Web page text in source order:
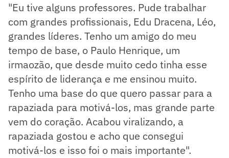
"Eu tive alguns professores. Pude trabalhar
com grandes profissionais, Edu Dracena, Léo,
grandes líderes. Tenho um amigo do meu
tempo de base, o Paulo Henrique, um
irmaozão, que desde muito cedo tinha esse
espírito de liderança e me ensinou muito.
Tenho uma base do que quero passar para a
rapaziada para motivá-los, mas grande parte
vem do coração. Acabou viralizando, a
rapaziada gostou e acho que consegui
motivá-los e isso foi o mais importante".